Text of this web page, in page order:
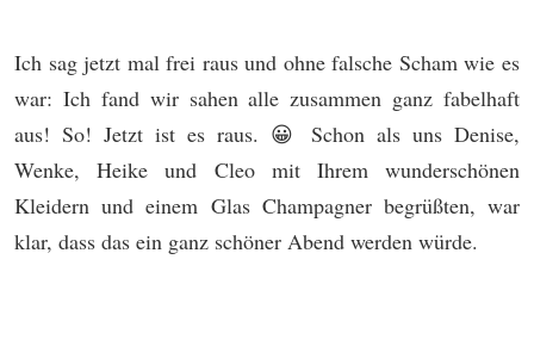
Ich sag jetzt mal frei raus und ohne falsche Schamwie es
war: Ich fand wir sahen alle zusammen ganz fabelhaft
aus! So! Jetzt ist es raus. 😀 Schon als uns Denise,
Wenke, Heike und Cleo mit Ihrem wunderschönen
Kleidern und einem Glas Champagner begrüßten, war
klar, dass das ein ganz schöner Abend werden würde.